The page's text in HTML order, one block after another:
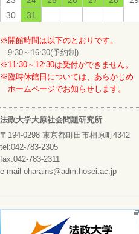
30
31
※開館時間は以下のとおりです。
9:30～16:30(予約制)
※11:30～12:30は受付ができません。
※臨時休館日については、あらかじめ
ホームページでお知らせします。
法政大学大原社会問題研究所
〒194-0298 東京都町田市相原町4342
tel:042-783-2305
fax:042-783-2311
e-mail oharains@adm.hosei.ac.jp